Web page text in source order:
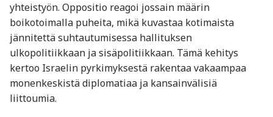
yhteistyön. Oppositio reagoi jossain määrin
boikotoimalla puheita, mikä kuvastaa kotimaista
jännitettä suhtautumisessa hallituksen
ulkopolitiikkaan ja sisäpolitiikkaan. Tämä kehitys
kertoo Israelin pyrkimyksestä rakentaa vakaampaa
monenkeskistä diplomatiaa ja kansainvälisiä
liittoumia.